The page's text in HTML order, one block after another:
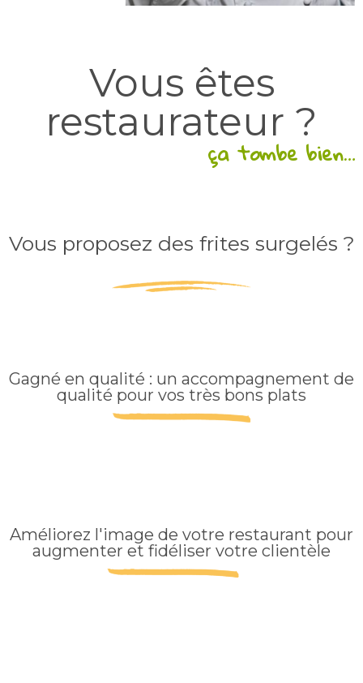
Vous êtes
restaurateur ?
ça tombe bien…
Vous proposez des frites surgelés ?
Gagné en qualité : un accompagnement de
qualité pour vos très bons plats
Améliorez l'image de votre restaurant pour
augmenter et fidéliser votre clientèle